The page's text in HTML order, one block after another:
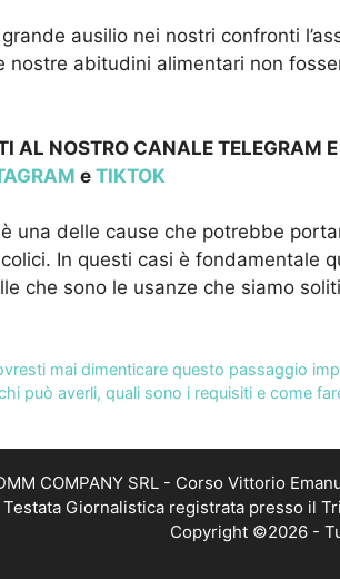
ausilio nei nostri confronti
nostre abitudini alimentari non
AL NOSTRO CANALE TELEGRAM
e TIKTOK
una delle cause che potrebbe
In questi casi è fondamentale
che sono le usanze che siamo
mai dimenticare questo passaggio
può averli, quali sono i requisiti e come
COMPANY SRL - Corso Vittorio
Testata Giornalistica registrata presso il
Copyright ©2026 -